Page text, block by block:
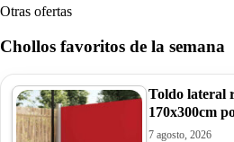
Otras ofertas
Chollos favoritos de la semana
Toldo lateral
170x300cm
7 agosto, 2026